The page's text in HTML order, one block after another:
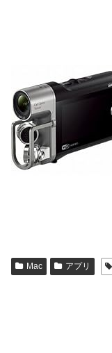
Mac アプリ